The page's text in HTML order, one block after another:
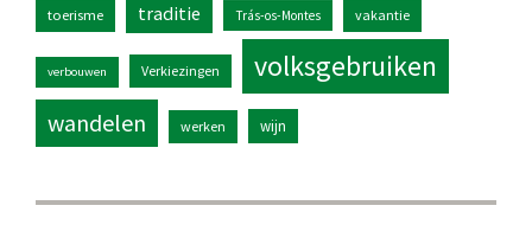
toerisme traditie Trás-os-Montes vakantie
verbouwen Verkiezingen volksgebruiken
wandelen werken wijn